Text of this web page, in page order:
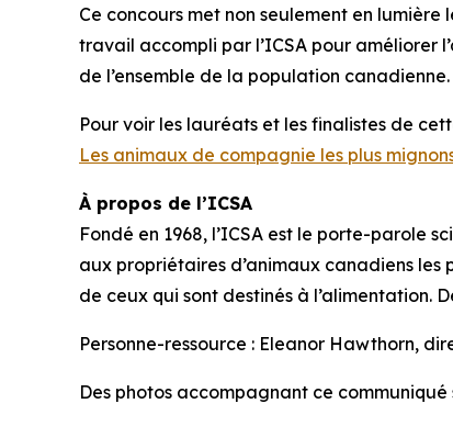
Ce concours met non seulement en
travail accompli par l’ICSA pour améliorer
de l’ensemble de la population canadienne.
Pour voir les lauréats et les finalistes de
Les animaux de compagnie les plus
À propos de l’ICSA
Fondé en 1968, l’ICSA est le porte-parole
aux propriétaires d’animaux canadiens
de ceux qui sont destinés à l’alimentation.
Personne-ressource : Eleanor Hawthorn,
Des photos accompagnant ce communiqué